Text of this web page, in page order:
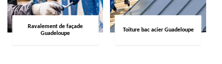
Ravalement de façade
Guadeloupe
Toiture bac acier Guadeloupe